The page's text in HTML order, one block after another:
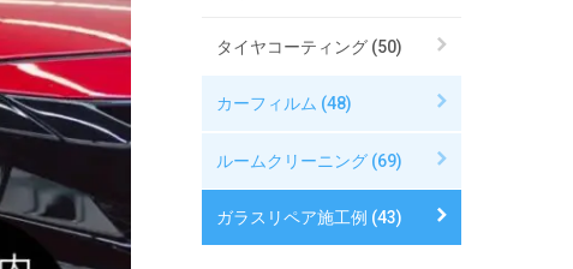
タイヤコーティング (50)
カーフィルム (48)
ルームクリーニング (69)
ガラスリペア施工例 (43)